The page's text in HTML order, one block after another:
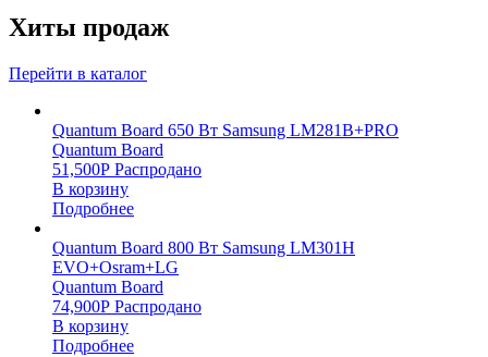
Хиты продаж
Перейти в каталог
Quantum Board 650 Вт Samsung LM281B+PRO
Quantum Board
51,500Р Распродано
В корзину
Подробнее
Quantum Board 800 Вт Samsung LM301H
EVO+Osram+LG
Quantum Board
74,900Р Распродано
В корзину
Подробнее